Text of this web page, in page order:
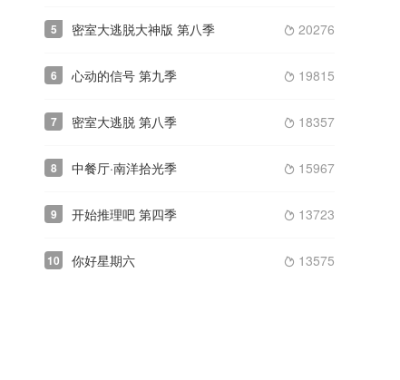
5  20276
密室大逃脱大神版 第八季
6  19815
心动的信号 第九季
7  18357
密室大逃脱 第八季
8  15967
中餐厅·南洋拾光季
9  13723
开始推理吧 第四季
10  13575
你好星期六